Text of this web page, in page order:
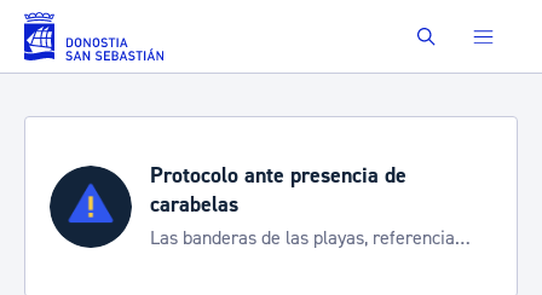
Saltar al contenido principal Buscar
Protocolo ante presencia de
carabelas
Las banderas de las playas, referencia